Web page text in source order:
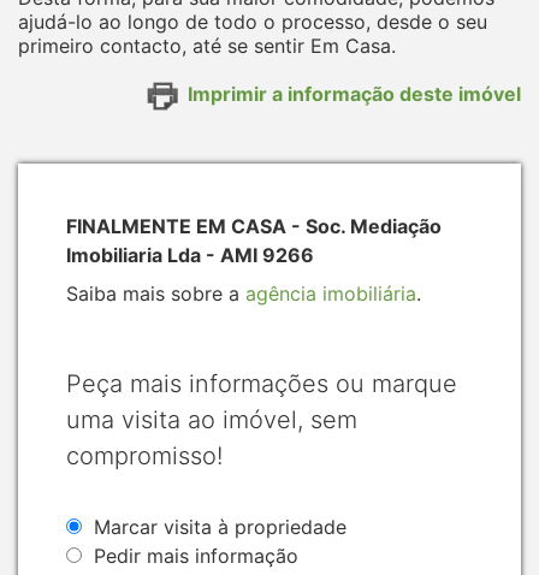
ajudá-lo ao longo de todo o processo, desde o seu
primeiro contacto, até se sentir Em Casa.
Imprimir a informação deste imóvel
FINALMENTE EM CASA - Soc. Mediação
Imobiliaria Lda - AMI 9266
Saiba mais sobre a agência imobiliária.
Peça mais informações ou marque
uma visita ao imóvel, sem
compromisso!
Marcar visita à propriedade
Pedir mais informação